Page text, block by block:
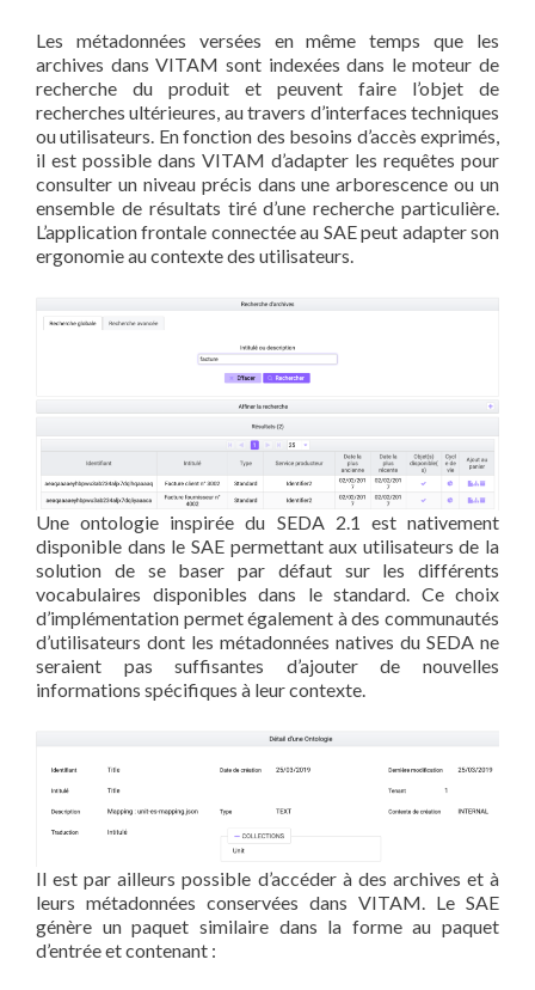
Les métadonnées versées en même temps que les
archives dans VITAM sont indexées dans le moteur de
recherche du produit et peuvent faire l’objet de
recherches ultérieures, au travers d’interfaces techniques
ou utilisateurs. En fonction des besoins d’accès exprimés,
il est possible dans VITAM d’adapter les requêtes pour
consulter un niveau précis dans une arborescence ou un
ensemble de résultats tiré d’une recherche particulière.
L’application frontale connectée au SAE peut adapter son
ergonomie au contexte des utilisateurs.
Une ontologie inspirée du SEDA 2.1 est nativement
disponible dans le SAE permettant aux utilisateurs de la
solution de se baser par défaut sur les différents
vocabulaires disponibles dans le standard. Ce choix
d’implémentation permet également à des communautés
d’utilisateurs dont les métadonnées natives du SEDA ne
seraient pas suffisantes d’ajouter de nouvelles
informations spécifiques à leur contexte.
Il est par ailleurs possible d’accéder à des archives et à
leurs métadonnées conservées dans VITAM. Le SAE
génère un paquet similaire dans la forme au paquet
d’entrée et contenant :